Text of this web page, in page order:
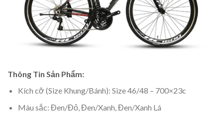
Thông Tin Sản Phẩm:
Kích cỡ (Size Khung/Bánh): Size 46/48 – 700×23c
Màu sắc: Đen/Đỏ, Đen/Xanh, Đen/Xanh Lá